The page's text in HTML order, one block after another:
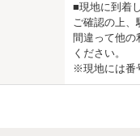
■現地に到着
ご確認の上、
間違って他の
ください。
※現地には番